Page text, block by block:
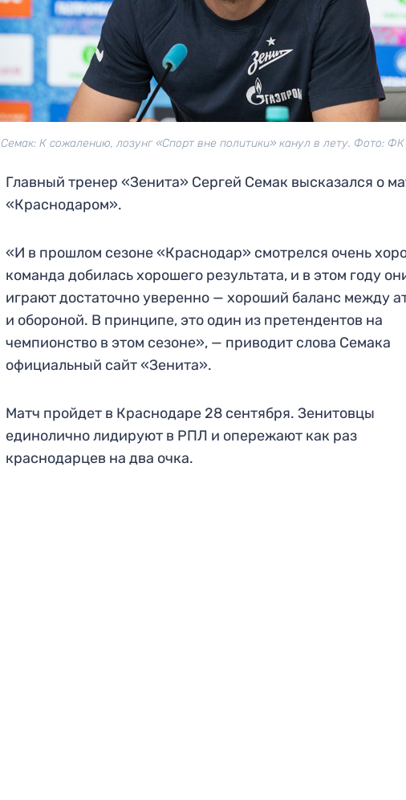
Семак: К сожалению, лозунг «Спорт вне политики» канул в лету. Фото:
Главный тренер «Зенита» Сергей Семак высказался о
«Краснодаром».
«И в прошлом сезоне «Краснодар» смотрелся очень
команда добилась хорошего результата, и в этом году
играют достаточно уверенно — хороший баланс между
и обороной. В принципе, это один из претендентов на
чемпионство в этом сезоне», — приводит слова Семака
официальный сайт «Зенита».
Матч пройдет в Краснодаре 28 сентября. Зенитовцы
единолично лидируют в РПЛ и опережают как раз
краснодарцев на два очка.